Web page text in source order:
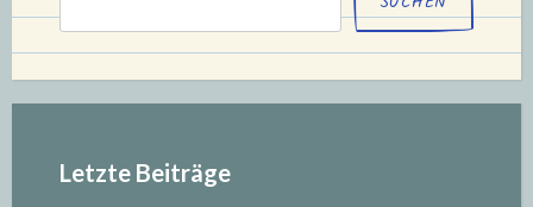
Co.“
Letzte Beiträge